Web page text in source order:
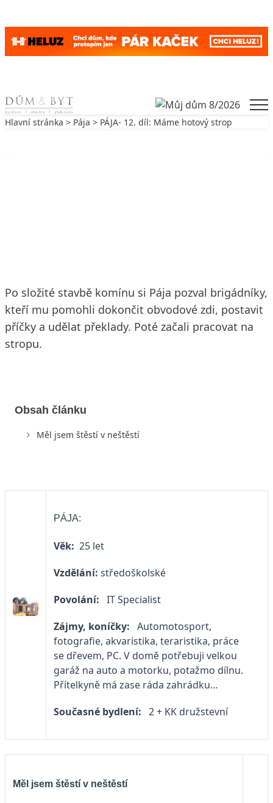
Skip to content
Hlavní stránka > Pája > PÁJA- 12. díl: Máme hotový strop
Po složité stavbě komínu si Pája pozval brigádníky,
kteří mu pomohli dokončit obvodové zdi, postavit
příčky a udělat překlady. Poté začali pracovat na
stropu.
Obsah článku
Měl jsem štěstí v neštěstí
PÁJA:
Věk: 25 let
Vzdělání: středoškolské
Povolání: IT Specialist
Zájmy, koníčky: Automotosport,
fotografie, akvaristika, teraristika, práce
se dřevem, PC. V domě potřebuji velkou
garáž na auto a motorku, potažmo dílnu.
Přítelkyně má zase ráda zahrádku…
Současné bydlení: 2 + KK družstevní
Měl jsem štěstí v neštěstí